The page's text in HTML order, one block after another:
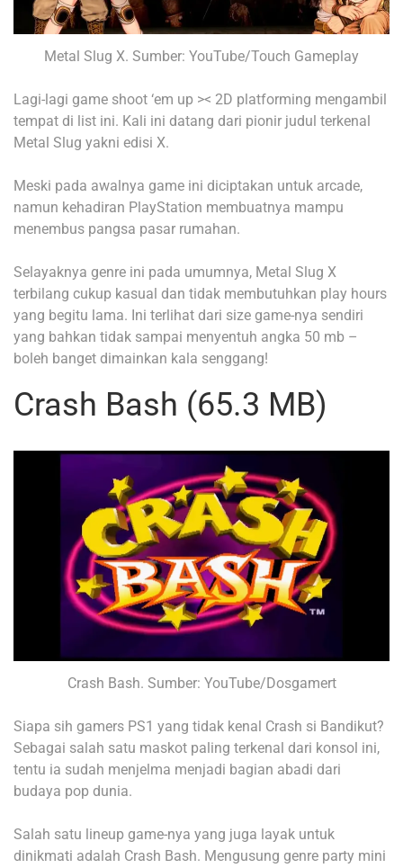
Metal Slug X. Sumber: YouTube/Touch Gameplay
Lagi-lagi game shoot ‘em up >< 2D platforming mengambil
tempat di list ini. Kali ini datang dari pionir judul terkenal
Metal Slug yakni edisi X.
Meski pada awalnya game ini diciptakan untuk arcade,
namun kehadiran PlayStation membuatnya mampu
menembus pangsa pasar rumahan.
Selayaknya genre ini pada umumnya, Metal Slug X
terbilang cukup kasual dan tidak membutuhkan play hours
yang begitu lama. Ini terlihat dari size game-nya sendiri
yang bahkan tidak sampai menyentuh angka 50 mb –
boleh banget dimainkan kala senggang!
Crash Bash (65.3 MB)
Crash Bash. Sumber: YouTube/Dosgamert
Siapa sih gamers PS1 yang tidak kenal Crash si Bandikut?
Sebagai salah satu maskot paling terkenal dari konsol ini,
tentu ia sudah menjelma menjadi bagian abadi dari
budaya pop dunia.
Salah satu lineup game-nya yang juga layak untuk
dinikmati adalah Crash Bash. Mengusung genre party mini